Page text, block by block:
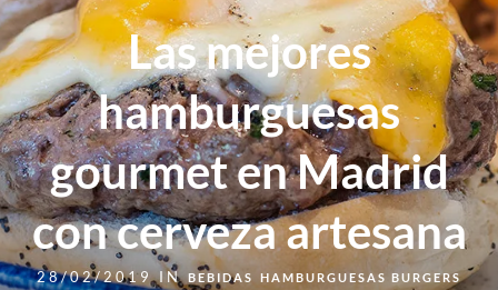
Las mejores
hamburguesas
gourmet en Madrid
con cerveza artesana
28/02/2019 INBEBIDAS
HAMBURGUESAS BURGERS